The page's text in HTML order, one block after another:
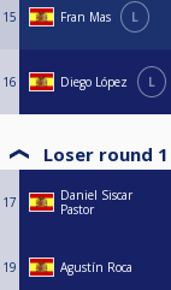
15 Fran Mas L
16 Diego López L
Loser round 1
17
Daniel Siscar
Pastor
19 Agustín Roca